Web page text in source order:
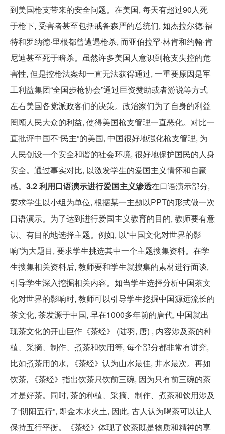
到美国枪支带来的安全问题。在美国, 每天有超过90人死
于枪下, 受害者甚至包括戒备森严的总统们, 如杰拉尔德·福
特和罗纳德·里根都曾遭遇枪杀, 而亚伯拉罕·林肯和约翰·肯
尼迪甚至死于暗杀。虽然许多美国人意识到枪支失控的危
害性, 但是控枪法案却一直无法获得通过, 一重要原因是军
工利益集团“全国步枪协会”通过巨资赞助或者游说等方式
左右美国各党派政客们的决策。政治家们为了自身的利益
罔顾人民大众的利益, 使得美国枪支管理一直恶化。对比一
直批评中国不“民主”的美国, 中国很好地强化枪支管理, 为
人民创设一个安全和谐的社会环境, 很好地保护国民的人身
安全。通过事实对比, 以激发学生的爱国主义情怀和自豪
感。 3.2 利用口语演示进行爱国主义渗透在口语演示部分,
要求学生以小组为单位, 根据某一主题以PPT的形式做一次
口语演示。为了达到进行爱国主义教育的目的, 教师要有意
识、有目的地选择主题。例如, 以“中国文化对世界的影
响”为大题目, 要求学生挑选其中一个主题搜集资料。在学
生搜集相关资料后, 教师要和学生就搜集的素材进行面谈,
引导学生深入挖掘相关内容。如当学生选择分析中国茶文
化对世界的影响时, 教师可以引导学生挖掘中国源远流长的
茶文化, 茶发源于中国, 早在1000多年前的唐代, 中国就出
现茶文化的开山巨作《茶经》 (陆羽, 唐) , 内容涉及茶的种
植、采摘、制作、煮茶和饮用等, 每个部分都非常有讲究,
比如煮茶用的水, 《茶经》认为山水最佳, 井水最次。再如
饮茶, 《茶经》指出饮茶只饮前三碗, 因为只有前三碗的茶
才是好茶。同时, 茶的种植、采摘、制作、煮茶和饮用涉及
了“阴阳五行”, 即金木水火土, 因此, 古人认为喝茶可以让人
保持五行平衡。《茶经》体现了饮茶既是物质和精神的享